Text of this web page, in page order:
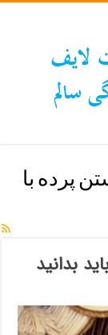
پرده با
بدانید